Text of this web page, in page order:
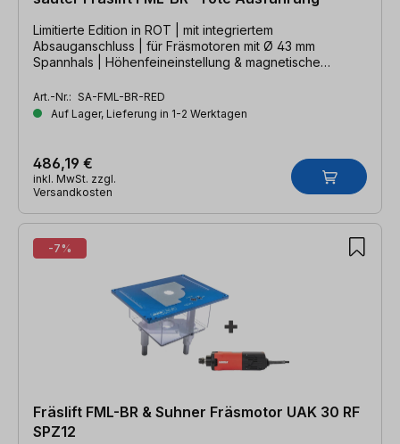
Limitierte Edition in ROT | mit integriertem
Absauganschluss | für Fräsmotoren mit Ø 43 mm
Spannhals | Höhenfeineinstellung & magnetische
Art.-Nr.: SA-FML-BR-RED
Auf Lager, Lieferung in 1-2 Werktagen
486,19 €
inkl. MwSt. zzgl.
Versandkosten
-7%
Fräslift FML-BR & Suhner Fräsmotor UAK 30 RF
SPZ12